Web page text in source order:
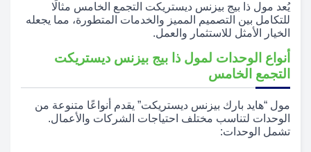
يُعد مول ذا بيج بيزنس ديستريكت التجمع الخامس مثالًا
للتكامل بين التصميم المميز والخدمات المتطورة، مما يجعله
الخيار الأمثل للاستثمار والعمل.
أنواع الوحدات لمول ذا بيج بيزنس ديستريكت
التجمع الخامس
مول “هايد بارك بيزنس ديستريكت” يقدم أنواعًا متنوعة من
الوحدات لتناسب مختلف احتياجات الشركات والأعمال.
تشمل الوحدات: